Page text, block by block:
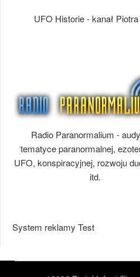
UFO Historie - kanał
Radio Paranormalium -
tematyce paranormalnej,
UFO, konspiracyjnej, rozwoju
itd.
System reklamy Test